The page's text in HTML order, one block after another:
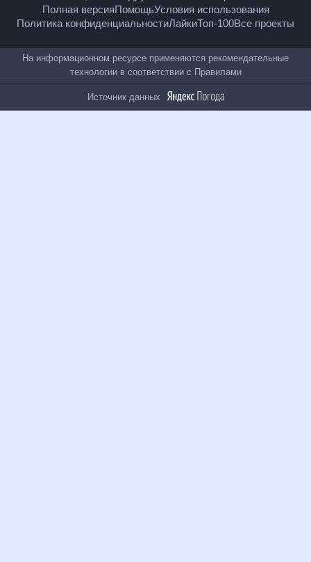
© Рамблер — главные новости России и мира,
Полная версияПомощьУсловия использования
Политика конфиденциальностиЛайкиТоп-100
Все проекты
На информационном ресурсе применяются